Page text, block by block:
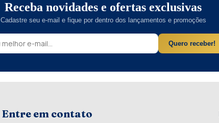
Receba novidades e ofertas exclusivas
Cadastre seu e-mail e fique por dentro dos lançamentos e promoções
Quero receber!
Entre em contato